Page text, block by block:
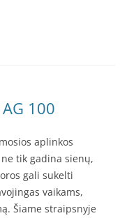
100
aplinkos
tik gadina sienų,
gali sukelti
vaikams,
Šiame straipsnyje